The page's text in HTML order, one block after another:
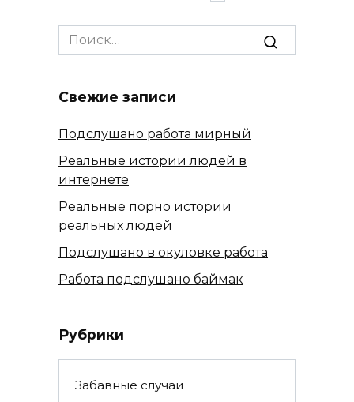
Search
for:
Свежие записи
Подслушано работа мирный
Реальные истории людей в
интернете
Реальные порно истории
реальных людей
Подслушано в окуловке работа
Работа подслушано баймак
Рубрики
Забавные случаи